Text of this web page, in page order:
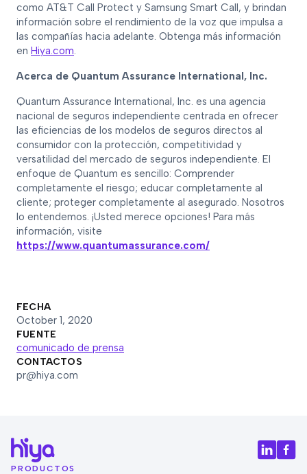
como AT&T Call Protect y Samsung Smart Call, y brindan
información sobre el rendimiento de la voz que impulsa a
las compañías hacia adelante. Obtenga más información
en Hiya.com.
Acerca de Quantum Assurance International, Inc.
Quantum Assurance International, Inc. es una agencia
nacional de seguros independiente centrada en ofrecer
las eficiencias de los modelos de seguros directos al
consumidor con la protección, competitividad y
versatilidad del mercado de seguros independiente. El
enfoque de Quantum es sencillo: Comprender
completamente el riesgo; educar completamente al
cliente; proteger completamente al asegurado. Nosotros
lo entendemos. ¡Usted merece opciones! Para más
información, visite
https://www.quantumassurance.com/
FECHA
October 1, 2020
FUENTE
comunicado de prensa
CONTACTOS
pr@hiya.com
PRODUCTOS